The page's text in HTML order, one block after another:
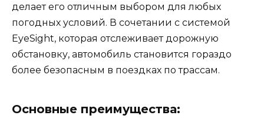
делает его отличным выбором для любых
погодных условий. В сочетании с системой
EyeSight, которая отслеживает дорожную
обстановку, автомобиль становится гораздо
более безопасным в поездках по трассам.
Основные преимущества: